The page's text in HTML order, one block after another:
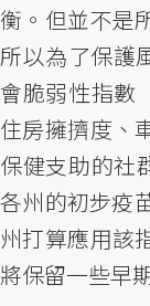
衡。但並不是
所以為了保護
會脆弱性指數
住房擁擠度、
保健支助的社
各州的初步疫
州打算應用該
將保留一些早